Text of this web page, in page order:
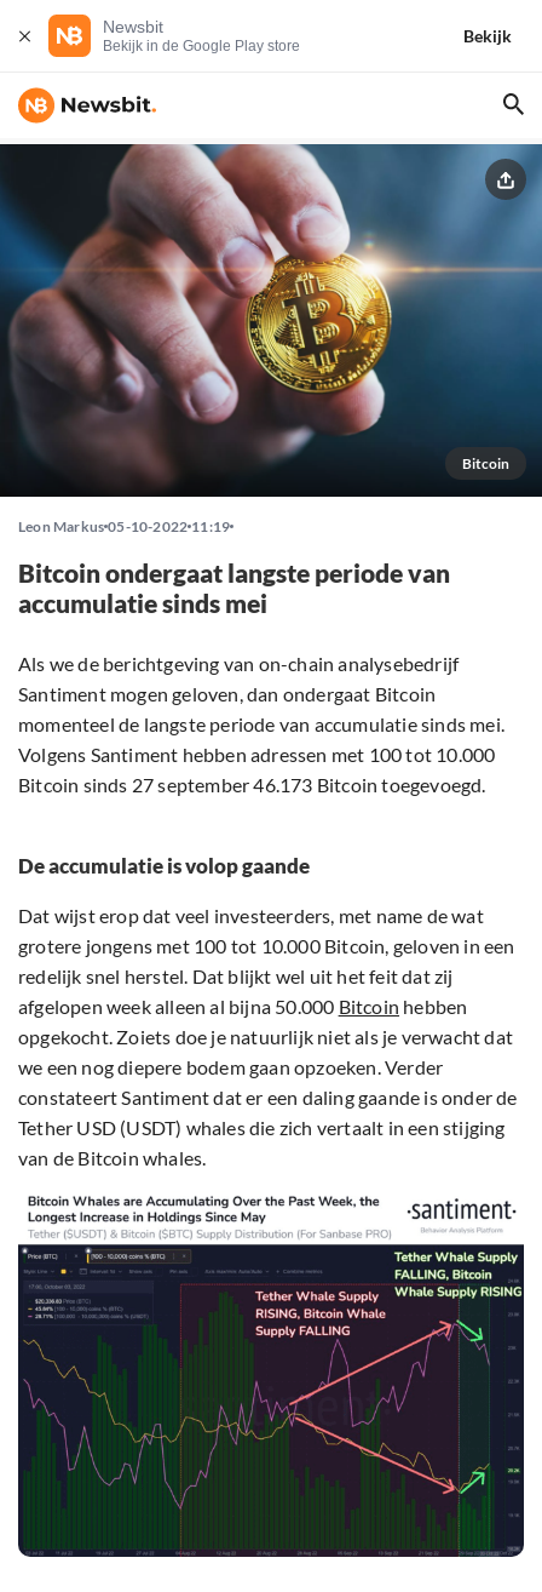
Newsbit
Bekijk in de Google Play store
Bekijk
Bitcoin
Leon Markus 05-10-2022 11:19
Bitcoin ondergaat langste periode van
accumulatie sinds mei
Als we de berichtgeving van on-chain analysebedrijf
Santiment mogen geloven, dan ondergaat Bitcoin
momenteel de langste periode van accumulatie sinds mei.
Volgens Santiment hebben adressen met 100 tot 10.000
Bitcoin sinds 27 september 46.173 Bitcoin toegevoegd.
De accumulatie is volop gaande
Dat wijst erop dat veel investeerders, met name de wat
grotere jongens met 100 tot 10.000 Bitcoin, geloven in een
redelijk snel herstel. Dat blijkt wel uit het feit dat zij
afgelopen week alleen al bijna 50.000 Bitcoin hebben
opgekocht. Zoiets doe je natuurlijk niet als je verwacht dat
we een nog diepere bodem gaan opzoeken. Verder
constateert Santiment dat er een daling gaande is onder de
Tether USD (USDT) whales die zich vertaalt in een stijging
van de Bitcoin whales.